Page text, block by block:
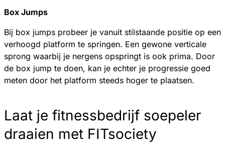
Box Jumps
Bij box jumps probeer je vanuit stilstaande positie op een
verhoogd platform te springen. Een gewone verticale
sprong waarbij je nergens opspringt is ook prima. Door
de box jump te doen, kan je echter je progressie goed
meten door het platform steeds hoger te plaatsen.
Laat je fitnessbedrijf soepeler
draaien met FITsociety